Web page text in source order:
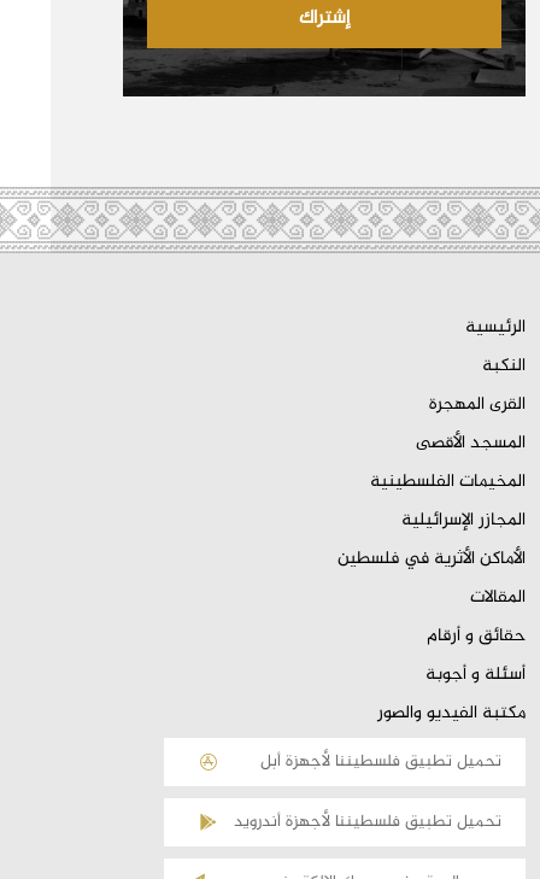
إشتراك
الرئيسية
النكبة
القرى المهجرة
المسجد الأقصى
المخيمات الفلسطينية
المجازر الإسرائيلية
الأماكن الأثرية في فلسطين
المقالات
حقائق و أرقام
أسئلة و أجوبة
مكتبة الفيديو والصور
تحميل تطبيق فلسطيننا لأجهزة أبل
تحميل تطبيق فلسطيننا لأجهزة أندرويد